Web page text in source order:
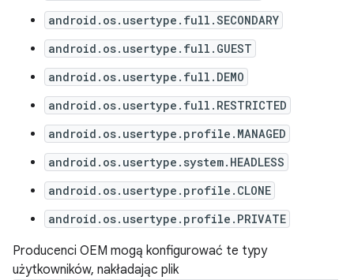
android.os.usertype.full.SECONDARY
android.os.usertype.full.GUEST
android.os.usertype.full.DEMO
android.os.usertype.full.RESTRICTED
android.os.usertype.profile.MANAGED
android.os.usertype.system.HEADLESS
android.os.usertype.profile.CLONE
android.os.usertype.profile.PRIVATE
Producenci OEM mogą konfigurować te typy
użytkowników, nakładając plik